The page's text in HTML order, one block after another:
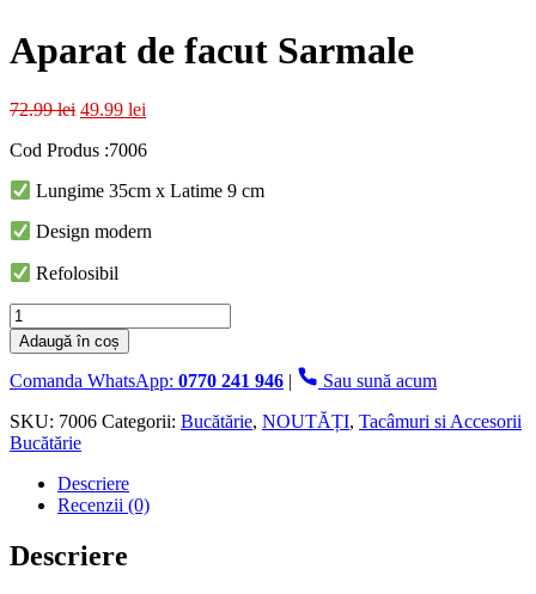
Aparat de facut Sarmale
72.99lei Prețul
a
72.99 lei.
49.99 lei
este:
Cod Produs :7006
Lungime 35cm x Latime 9 cm
Design modern
Refolosibil
Cantitate
Aparat
de
facut
Adaugă în coș
Comanda WhatsApp: 0770 241 946 |
Sau sună acum
SKU: 7006 Categorii: Bucătărie, NOUTĂȚI, Tacâmuri si Accesorii
Bucătărie
Descriere
Recenzii (0)
Descriere